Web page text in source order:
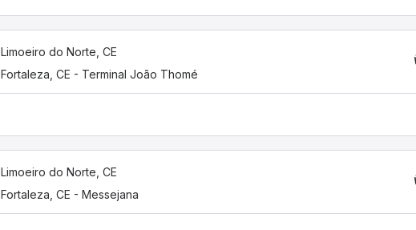
Limoeiro do Norte, CE
Fortaleza, CE - Terminal João Thomé
Limoeiro do Norte, CE
Fortaleza, CE - Messejana